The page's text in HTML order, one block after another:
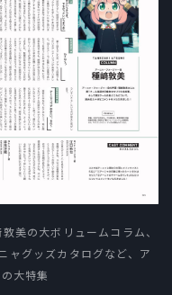
美の大ボリュームコラム、
ャグッズカタログなど、ア
大特集